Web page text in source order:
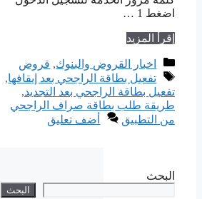
اضغط 1 …
إقرأ المزيد
التصنيفات
اخبار القروض والبنوك, قروض
الوسوم
تفعيل بطاقة الراجحي بعد إيقافها,
تفعيل بطاقة الراجحي بعد التجديد,
طريقة طلب بطاقة صراف الراجحي
من التطبيق
أضف تعليق
البحث
البحث